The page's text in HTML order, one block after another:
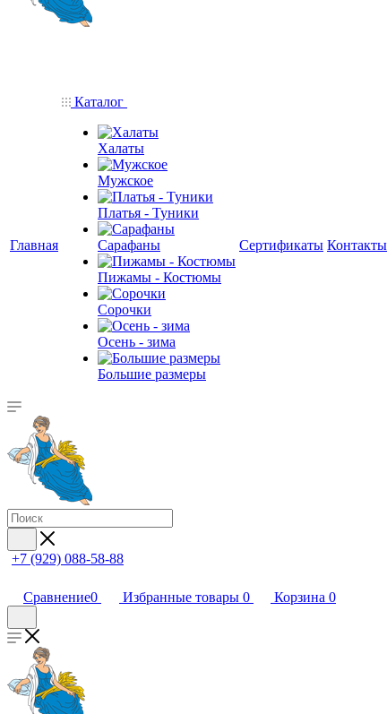
Главная
Каталог
Халаты
Мужское
Платья - Туники
Сарафаны
Пижамы - Костюмы
Сорочки
Oсень - зима
Большие размеры
Сертификаты Контакты
+7 (929) 088-58-88
Сравнение0 Избранные товары 0 Корзина 0